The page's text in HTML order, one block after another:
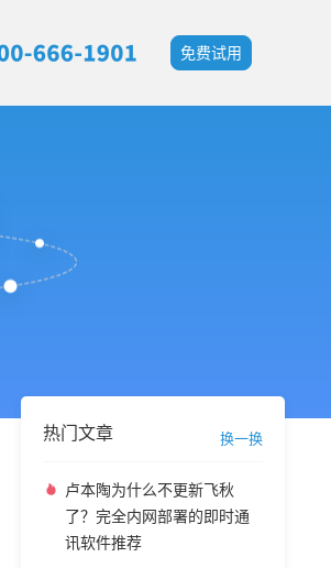
免费试用
热门文章 换一换
卢本陶为什么不更新飞秋
了？完全内网部署的即时通
讯软件推荐